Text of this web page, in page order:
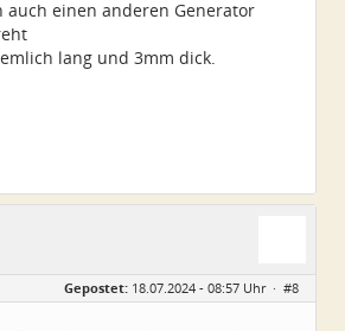
auch einen anderen Generator
lang und 3mm dick.
Gepostet: 18.07.2024 - 08:57 Uhr · #8